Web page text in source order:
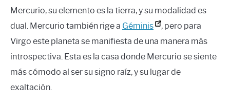
Mercurio, su elemento es la tierra, y su modalidad es
dual. Mercurio también rige a Géminis
, pero para
Virgo este planeta se manifiesta de una manera más
introspectiva. Esta es la casa donde Mercurio se siente
más cómodo al ser su signo raíz, y su lugar de
exaltación.